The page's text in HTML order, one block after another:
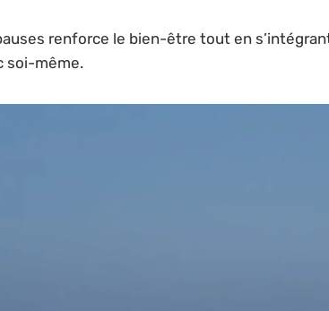
renforce le bien-être tout en
soi-même.